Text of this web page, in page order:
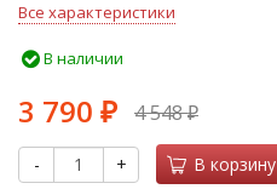
Все характеристики
В наличии
3 790 ₽ 4 548₽
- + В корзину